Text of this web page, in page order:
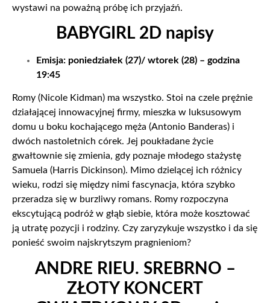
wystawi na poważną próbę ich przyjaźń.
BABYGIRL 2D napisy
Emisja: poniedziałek (27)/ wtorek (28) – godzina
19:45
Romy (Nicole Kidman) ma wszystko. Stoi na czele prężnie
działającej innowacyjnej firmy, mieszka w luksusowym
domu u boku kochającego męża (Antonio Banderas) i
dwóch nastoletnich córek. Jej poukładane życie
gwałtownie się zmienia, gdy poznaje młodego stażystę
Samuela (Harris Dickinson). Mimo dzielącej ich różnicy
wieku, rodzi się między nimi fascynacja, która szybko
przeradza się w burzliwy romans. Romy rozpoczyna
ekscytującą podróż w głąb siebie, która może kosztować
ją utratę pozycji i rodziny. Czy zaryzykuje wszystko i da się
ponieść swoim najskrytszym pragnieniom?
ANDRE RIEU. SREBRNO –
ZŁOTY KONCERT